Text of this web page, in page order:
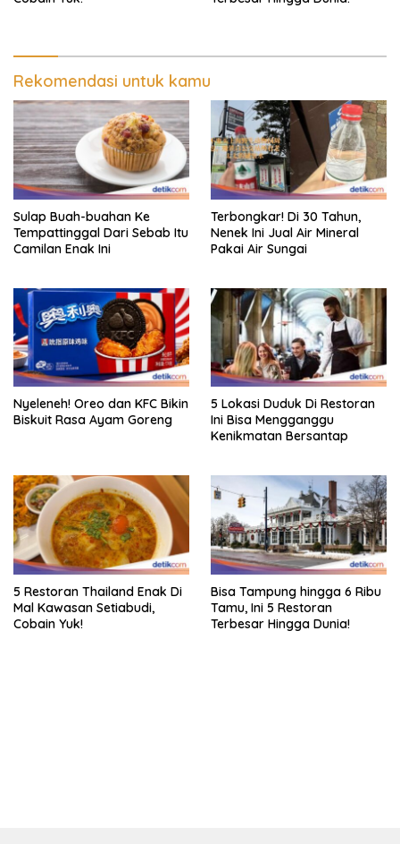
Rekomendasi untuk kamu
Sulap Buah-buahan Ke
Tempattinggal Dari Sebab Itu
Camilan Enak Ini
Terbongkar! Di 30 Tahun,
Nenek Ini Jual Air Mineral
Pakai Air Sungai
Nyeleneh! Oreo dan KFC Bikin
Biskuit Rasa Ayam Goreng
5 Lokasi Duduk Di Restoran
Ini Bisa Mengganggu
Kenikmatan Bersantap
5 Restoran Thailand Enak Di
Mal Kawasan Setiabudi,
Cobain Yuk!
Bisa Tampung hingga 6 Ribu
Tamu, Ini 5 Restoran
Terbesar Hingga Dunia!